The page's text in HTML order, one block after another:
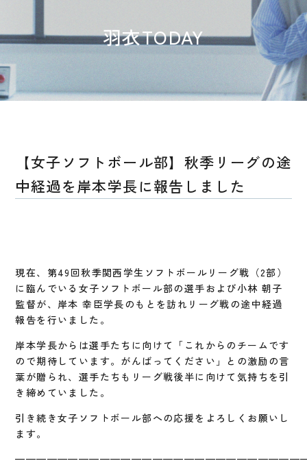
羽衣TODAY
【女子ソフトボール部】秋季リーグの途
中経過を岸本学長に報告しました
現在、第49回秋季関西学生ソフトボールリーグ戦（2部）
に臨んでいる女子ソフトボール部の選手および小林 朝子
監督が、岸本 幸臣学長のもとを訪れリーグ戦の途中経過
報告を行いました。
岸本学長からは選手たちに向けて「これからのチームです
ので期待しています。がんばってください」との激励の言
葉が贈られ、選手たちもリーグ戦後半に向けて気持ちを引
き締めていました。
引き続き女子ソフトボール部への応援をよろしくお願いし
ます。